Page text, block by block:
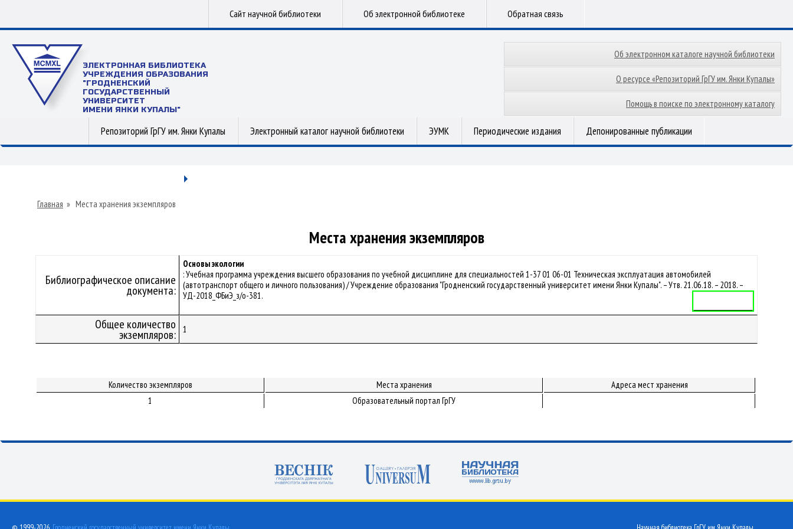
Сайт научной библиотеки Об электронной библиотеке Обратная связь
ЭЛЕКТРОННАЯ БИБЛИОТЕКА
УЧРЕЖДЕНИЯ ОБРАЗОВАНИЯ
"ГРОДНЕНСКИЙ
ГОСУДАРСТВЕННЫЙ
УНИВЕРСИТЕТ
ИМЕНИ ЯНКИ КУПАЛЫ"
Об электронном каталоге научной библиотеки
О ресурсе «Репозиторий ГрГУ им. Янки Купалы»
Помощь в поиске по электронному каталогу
Репозиторий ГрГУ им. Янки Купалы Электронный каталог научной библиотеки ЭУМК Периодические издания Депонированные публикации
Главная » Места хранения экземпляров
Места хранения экземпляров
Библиографическое описание
документа:
Основы экологии
: Учебная программа учреждения высшего образования по учебной дисциплине для специальностей 1-37 01 06-01 Техническая эксплуатация автомобилей
(автотранспорт общего и личного пользования) / Учреждение образования "Гродненский государственный университет имени Янки Купалы". – Утв. 21.06.18. – 2018. –
УД-2018_ФБиЭ_з/о-381.
Общее количество
экземпляров: 1
Количество экземпляров Места хранения
Адреса мест хранения
1
Образовательный портал ГрГУ